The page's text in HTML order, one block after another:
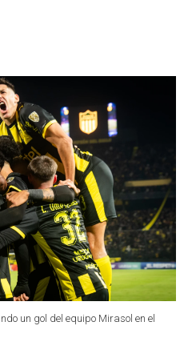
un gol del equipo Mirasol en el